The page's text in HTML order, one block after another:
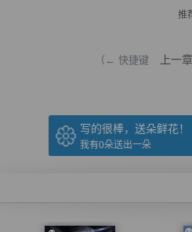
推
（← 快捷键 上一章
写的很棒，送朵鲜花！
我有0朵送出一朵